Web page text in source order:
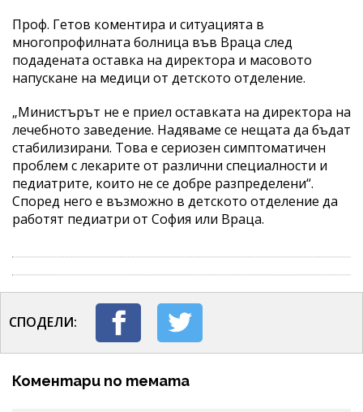
Проф. Гетов коментира и ситуацията в
многопрофилната болница във Враца след
подадената оставка на директора и масовото
напускане на медици от детското отделение.
„Министърът не е приел оставката на директора на
лечебното заведение. Надяваме се нещата да бъдат
стабилизирани. Това е сериозен симптоматичен
проблем с лекарите от различни специалности и
педиатрите, които не се добре разпределени“.
Според него е възможно в детското отделение да
работят педиатри от София или Враца.
СПОДЕЛИ:
Коментари по темата